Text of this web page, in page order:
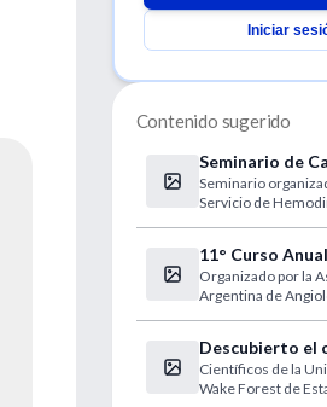
Iniciar
Contenido sugerido
Seminario de
Seminario
Servicio de
11° Curso
Angiología y
Cardiovascular
Organizado por la
Argentina de
Descubierto el
una afección
restringe la
Científicos de la
Wake Forest de